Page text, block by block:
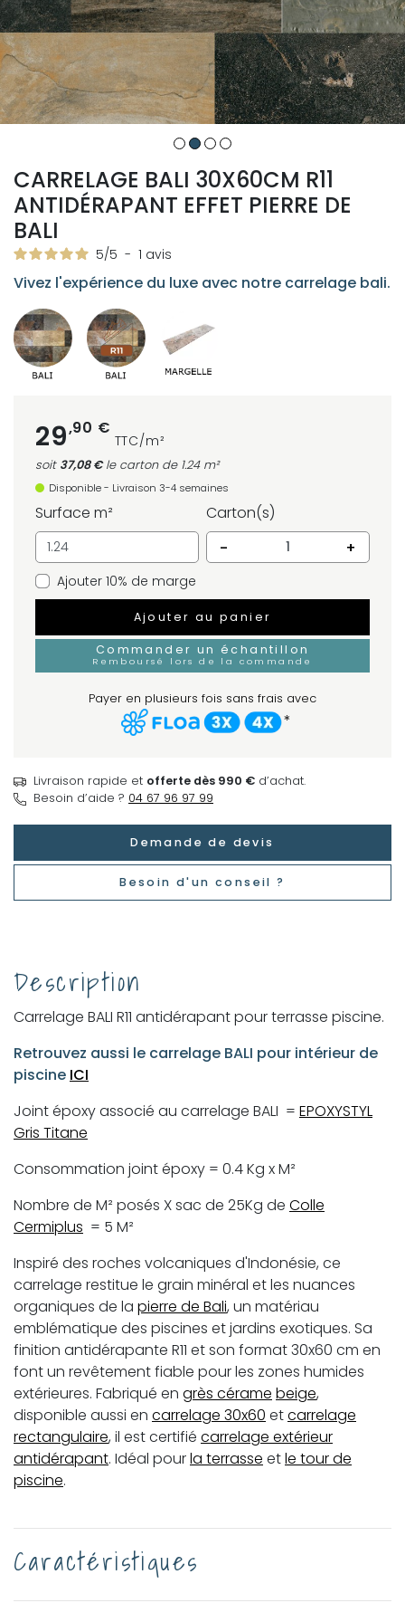
CARRELAGE BALI 30X60CM R11
ANTIDÉRAPANT EFFET PIERRE DE
BALI
5/5 - 1 avis
Vivez l'expérience du luxe avec notre carrelage bali.
29,90 €
TTC/m²
soit 37,08 €le carton de 1.24 m²
Disponible - Livraison 3-4 semaines
Surface m²
Carton(s)
-
+
Ajouter 10% de marge
Ajouter au panier
Commander un échantillon
Remboursé lors de la commande
Payer en plusieurs fois sans frais avec
*
Livraison rapide et offerte dès 990 € d’achat.
Besoin d’aide ? 04 67 96 97 99
Demande de devis
Besoin d'un conseil ?
Description
Carrelage BALI R11 antidérapant pour terrasse piscine.
Retrouvez aussi le carrelage BALI pour intérieur de
piscine ICI
Joint époxy associé au carrelage BALI = EPOXYSTYL
Gris Titane
Consommation joint époxy = 0.4 Kg x M²
Nombre de M² posés X sac de 25Kg de Colle
Cermiplus = 5 M²
Inspiré des roches volcaniques d'Indonésie, ce
carrelage restitue le grain minéral et les nuances
organiques de la pierre de Bali, un matériau
emblématique des piscines et jardins exotiques. Sa
finition antidérapante R11 et son format 30x60 cm en
font un revêtement fiable pour les zones humides
extérieures. Fabriqué en grès cérame beige,
disponible aussi en carrelage 30x60 etcarrelage
rectangulaire, il est certifié carrelage extérieur
antidérapant. Idéal pourla terrasse etle tour de
piscine.
Caractéristiques